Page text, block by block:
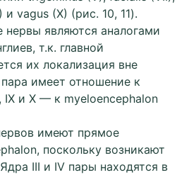
vagus (X) (рис. 10, 11).
нервы являются аналогами
т.к. главной
их локализация вне
имеет отношение к
IX и X — к myeloencephalon
имеют прямое
поскольку возникают
III и IV пары находятся в